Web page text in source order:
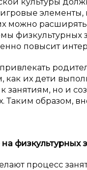
можно
физкультурных
повысит
как их дети
но и
Таким образом,
физкультурных
процесс